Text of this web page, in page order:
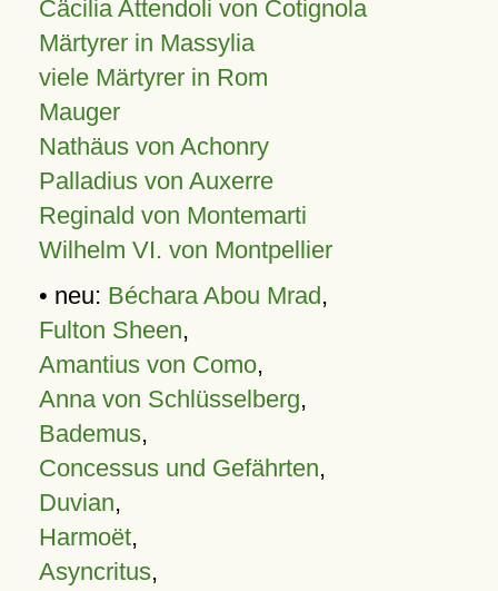
Cäcilia Attendoli von Cotignola
Märtyrer in Massylia
viele Märtyrer in Rom
Mauger
Nathäus von Achonry
Palladius von Auxerre
Reginald von Montemarti
Wilhelm VI. von Montpellier
• neu: Béchara Abou Mrad,
Fulton Sheen,
Amantius von Como,
Anna von Schlüsselberg,
Bademus,
Concessus und Gefährten,
Duvian,
Harmoët,
Asyncritus,